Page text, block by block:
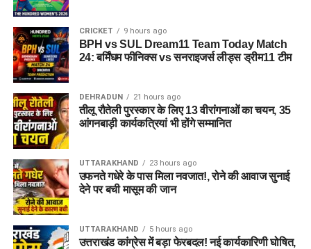
CRICKET 9 hours ago
BPH vs SUL Dream11 Team Today Match
24: बर्मिंघम फीनिक्स vs सनराइजर्स लीड्स ड्रीम11 टीम
DEHRADUN 21 hours ago
तीलू रौतेली पुरस्कार के लिए 13 वीरांगनाओं का चयन, 35
आंगनबाड़ी कार्यकत्रियां भी होंगे सम्मानित
UTTARAKHAND 23 hours ago
उफनते गधेरे के पास मिला नवजात!, रोने की आवाज सुनाई
देने पर बची मासूम की जान
UTTARAKHAND 5 hours ago
उत्तराखंड कांग्रेस में बड़ा फेरबदल! नई कार्यकारिणी घोषित,